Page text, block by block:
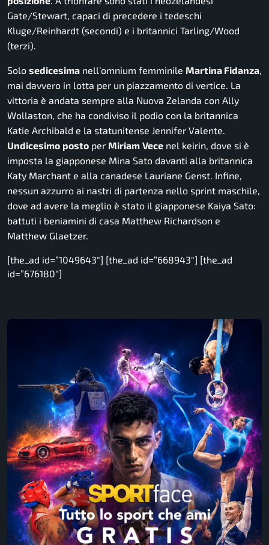
Gate/Stewart, capaci di precedere i tedeschi
Kluge/Reinhardt (secondi) e i britannici Tarling/Wood
(terzi).
Solo sedicesima nell’omnium femminile Martina Fidanza,
mai davvero in lotta per un piazzamento di vertice. La
vittoria è andata sempre alla Nuova Zelanda con Ally
Wollaston, che ha condiviso il podio con la britannica
Katie Archibald e la statunitense Jennifer Valente.
Undicesimo posto per Miriam Vece nel keirin, dove si è
imposta la giapponese Mina Sato davanti alla britannica
Katy Marchant e alla canadese Lauriane Genst. Infine,
nessun azzurro ai nastri di partenza nello sprint maschile,
dove ad avere la meglio è stato il giapponese Kaiya Sato:
battuti i beniamini di casa Matthew Richardson e
Matthew Glaetzer.
[the_ad id=”1049643″] [the_ad id=”668943″] [the_ad
id=”676180″]